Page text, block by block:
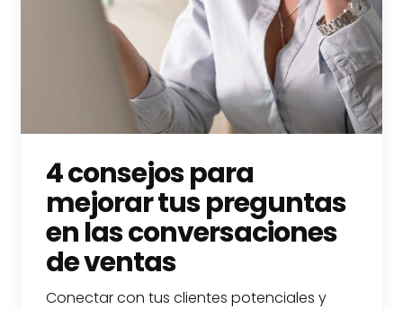
4 consejos para
mejorar tus preguntas
en las conversaciones
de ventas
Conectar con tus clientes potenciales y